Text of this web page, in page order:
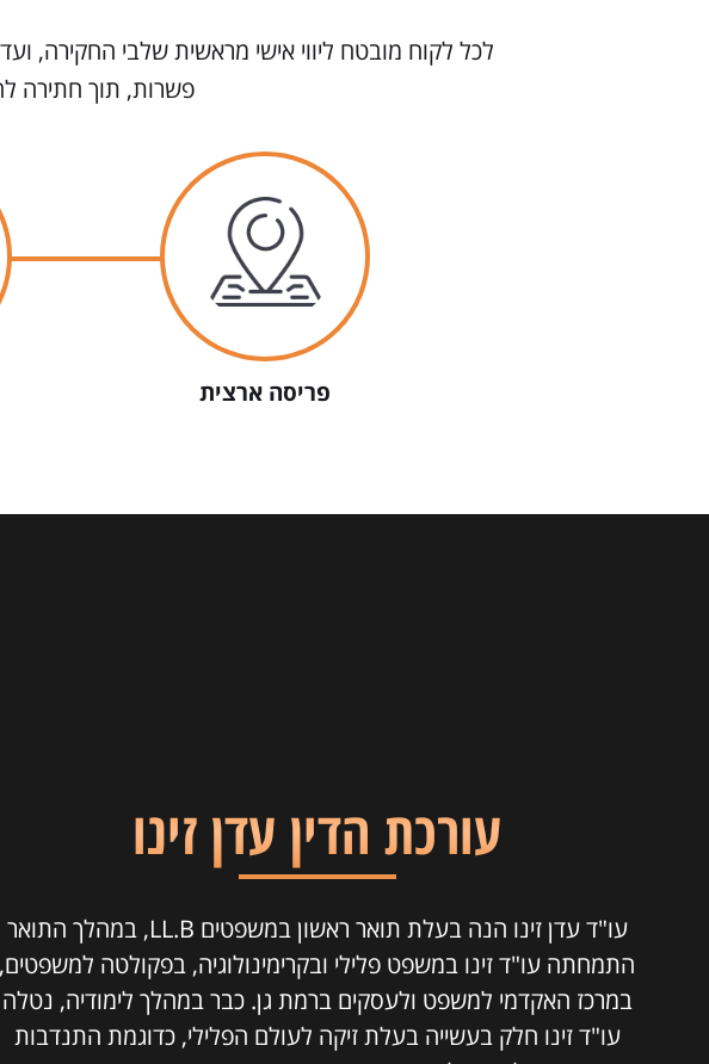
לכל לקוח מובטח ליווי אישי מראשית שלבי החקירה,
פשרות, תוך חתירה
פריסה ארצית
עורכת הדין עדן זינו
עו"ד עדן זינו הנה בעלת תואר ראשון במשפטים LL.B, במהלך התואר
התמחתה עו"ד זינו במשפט פלילי ובקרימינולוגיה, בפקולטה למשפטים,
במרכז האקדמי למשפט ולעסקים ברמת גן. כבר במהלך לימודיה, נטלה
עו"ד זינו חלק בעשייה בעלת זיקה לעולם הפלילי, כדוגמת התנדבות